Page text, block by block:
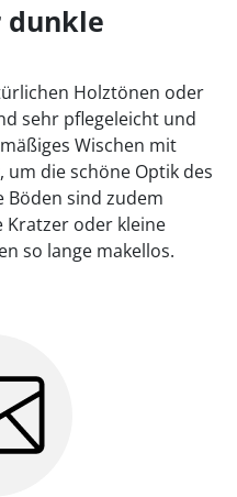
dunkle
Holztönen oder
sehr pflegeleicht und
Wischen mit
die schöne Optik des
Böden sind zudem
Kratzer oder kleine
so lange makellos.